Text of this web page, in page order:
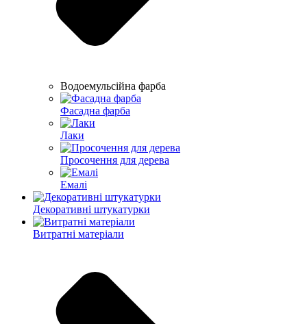
Водоемульсійна фарба
Фасадна фарба
Лаки
Просочення для дерева
Емалі
Декоративні штукатурки
Витратні матеріали